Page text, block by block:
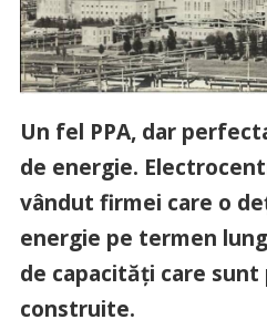
Un fel PPA, dar
de energie.
vândut firmei care o
energie pe termen
de capacități care sunt
construite.